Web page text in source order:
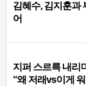
김혜수, 김지훈과
어
지퍼 스르륵 내리
“왜 저래vs이게